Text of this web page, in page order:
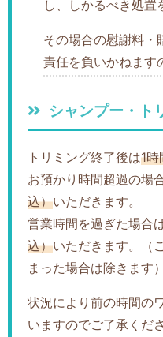
し、しかるべき処置
その場合の慰謝料・
責任を負いかねます
シャンプー・ト
トリミング終了後は1
お預かり時間超過の場合
込）いただきます。
営業時間を過ぎた場合
込）いただきます。（
まった場合は除きます）
状況により前の時間の
いますのでご了承くだ